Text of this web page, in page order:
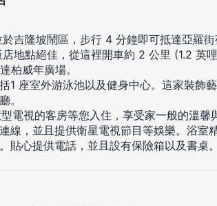
吉隆坡鬧區，步行 4 分鐘即可抵達亞羅
地點絕佳，從這裡開車約 2 公里 (1.2 英
柏威年廣場。
1 座室外游泳池以及健身中心。這家裝飾
。
電視的客房等您入住，享受家一般的溫馨
線，並且提供衛星電視節目等娛樂。浴室
貼心提供電話，並且設有保險箱以及書桌。